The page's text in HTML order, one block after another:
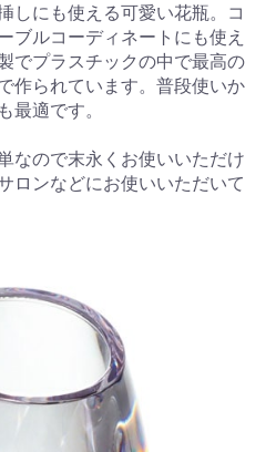
しにも使える可愛い花瓶。コ
ブルコーディネートにも使え
でプラスチックの中で最高の
作られています。普段使いか
最適です。
なので末永くお使いいただけ
ロンなどにお使いいただいて